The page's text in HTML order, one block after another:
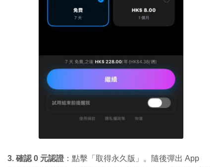
3. 確認 0 元認證：點擊「取得永久版」。隨後彈出 App